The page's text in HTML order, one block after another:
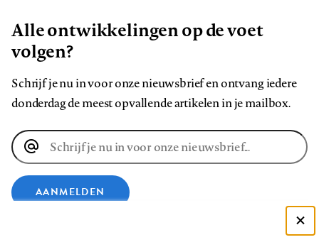
Alle ontwikkelingen op de voet
volgen?
Schrijf je nu in voor onze nieuwsbrief en ontvang iedere
donderdag de meest opvallende artikelen in je mailbox.
E-
mailadres
AANMELDEN